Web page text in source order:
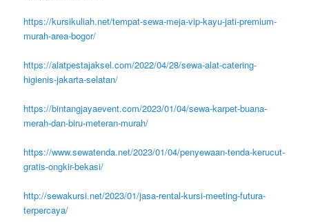
https://kursikuliah.net/tempat-sewa-meja-vip-kayu-jati-premium-
murah-area-bogor/
https://alatpestajaksel.com/2022/04/28/sewa-alat-catering-
higienis-jakarta-selatan/
https://bintangjayaevent.com/2023/01/04/sewa-karpet-buana-
merah-dan-biru-meteran-murah/
https://www.sewatenda.net/2023/01/04/penyewaan-tenda-kerucut-
gratis-ongkir-bekasi/
http://sewakursi.net/2023/01/jasa-rental-kursi-meeting-futura-
terpercaya/